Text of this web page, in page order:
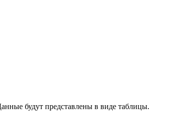
будут представлены в виде таблицы.